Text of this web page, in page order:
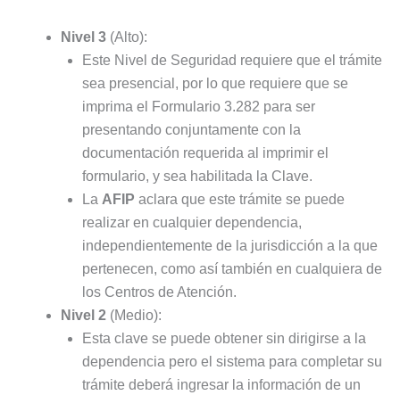
Nivel 3 (Alto):
Este Nivel de Seguridad requiere que el trámite
sea presencial, por lo que requiere que se
imprima el Formulario 3.282 para ser
presentando conjuntamente con la
documentación requerida al imprimir el
formulario, y sea habilitada la Clave.
La AFIP aclara que este trámite se puede
realizar en cualquier dependencia,
independientemente de la jurisdicción a la que
pertenecen, como así también en cualquiera de
los Centros de Atención.
Nivel 2 (Medio):
Esta clave se puede obtener sin dirigirse a la
dependencia pero el sistema para completar su
trámite deberá ingresar la información de un